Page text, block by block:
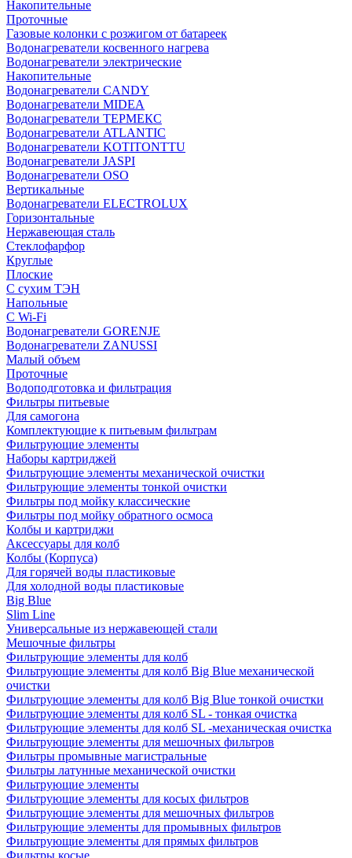
Накопительные
Проточные
Газовые колонки с розжигом от батареек
Водонагреватели косвенного нагрева
Водонагреватели электрические
Накопительные
Водонагреватели CANDY
Водонагреватели MIDEA
Водонагреватели ТЕРМЕКС
Водонагреватели ATLANTIC
Водонагреватели KOTITONTTU
Водонагреватели JASPI
Водонагреватели OSO
Вертикальные
Водонагреватели ELECTROLUX
Горизонтальные
Нержавеющая сталь
Стеклофарфор
Круглые
Плоские
С сухим ТЭН
Напольные
С Wi-Fi
Водонагреватели GORENJE
Водонагреватели ZANUSSI
Малый объем
Проточные
Водоподготовка и фильтрация
Фильтры питьевые
Для самогона
Комплектующие к питьевым фильтрам
Фильтрующие элементы
Наборы картриджей
Фильтрующие элементы механической очистки
Фильтрующие элементы тонкой очистки
Фильтры под мойку классические
Фильтры под мойку обратного осмоса
Колбы и картриджи
Аксессуары для колб
Колбы (Корпуса)
Для горячей воды пластиковые
Для холодной воды пластиковые
Big Blue
Slim Line
Универсальные из нержавеющей стали
Мешочные фильтры
Фильтрующие элементы для колб
Фильтрующие элементы для колб Big Blue механической
очистки
Фильтрующие элементы для колб Big Blue тонкой очистки
Фильтрующие элементы для колб SL - тонкая очистка
Фильтрующие элементы для колб SL -механическая очистка
Фильтрующие элементы для мешочных фильтров
Фильтры промывные магистральные
Фильтры латунные механической очистки
Фильтрующие элементы
Фильтрующие элементы для косых фильтров
Фильтрующие элементы для мешочных фильтров
Фильтрующие элементы для промывных фильтров
Фильтрующие элементы для прямых фильтров
Фильтры косые